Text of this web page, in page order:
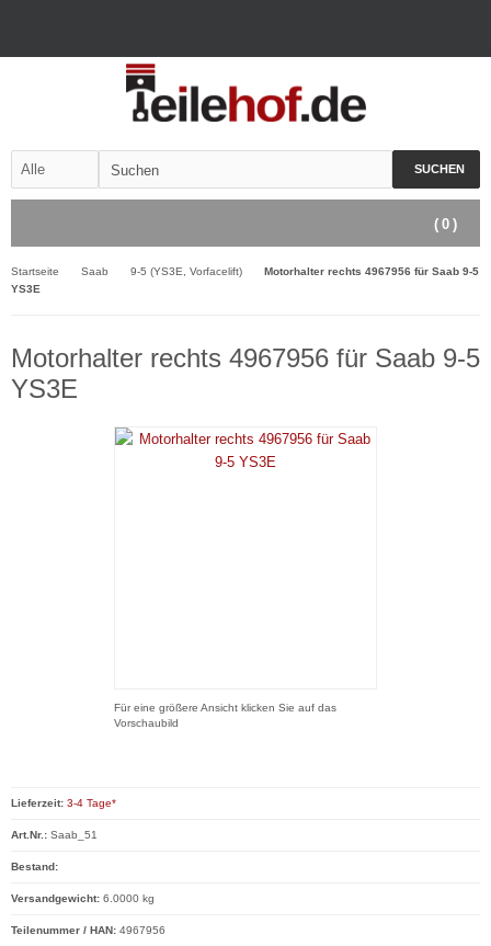
SUCHEN
( 0 )
Startseite Saab 9-5 (YS3E, Vorfacelift)
Motorhalter rechts 4967956 für Saab 9-5
YS3E
Motorhalter rechts 4967956 für Saab 9-5
YS3E
Für eine größere Ansicht klicken Sie auf das
Vorschaubild
Lieferzeit: 3-4 Tage*
Art.Nr.: Saab_51
Bestand:
Versandgewicht: 6.0000 kg
Teilenummer / HAN: 4967956